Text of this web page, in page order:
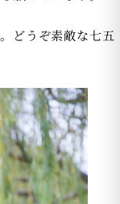
どうぞ素敵な七五